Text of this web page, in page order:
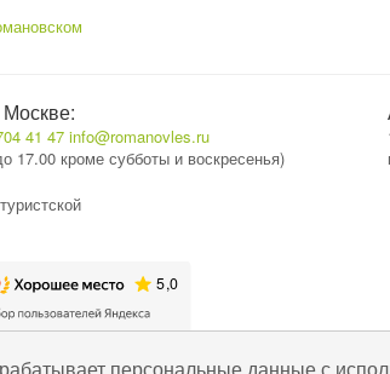
41 47 info@romanovles.ru
17.00 кроме субботы и воскресенья)